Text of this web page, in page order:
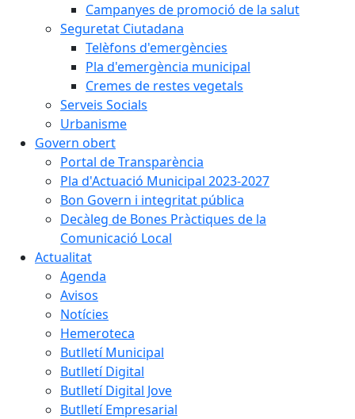
Campanyes de promoció de la salut
Seguretat Ciutadana
Telèfons d'emergències
Pla d'emergència municipal
Cremes de restes vegetals
Serveis Socials
Urbanisme
Govern obert
Portal de Transparència
Pla d'Actuació Municipal 2023-2027
Bon Govern i integritat pública
Decàleg de Bones Pràctiques de la
Comunicació Local
Actualitat
Agenda
Avisos
Notícies
Hemeroteca
Butlletí Municipal
Butlletí Digital
Butlletí Digital Jove
Butlletí Empresarial